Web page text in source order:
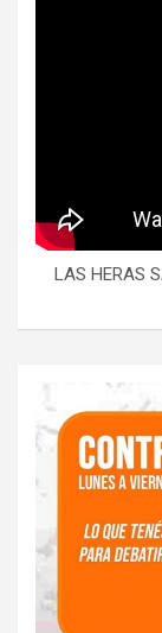
LAS HERAS